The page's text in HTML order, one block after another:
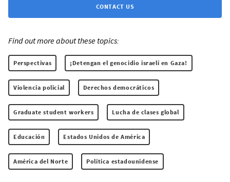
CONTACT US
Find out more about these topics:
Perspectivas ¡Detengan el genocidio israelí en Gaza!
Violencia policial Derechos democráticos
Graduate student workers Lucha de clases global
Educación Estados Unidos de América
América del Norte Política estadounidense